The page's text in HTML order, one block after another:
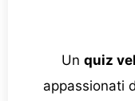
Un quiz
appassionati